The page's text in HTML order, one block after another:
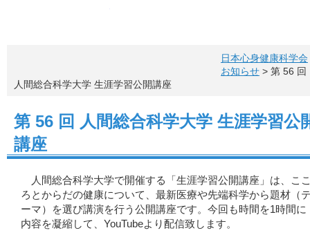
心身健康アドバイザー ニューズレター
日本心身健康科学会
お知らせ > 第 56 回
人間総合科学大学 生涯学習公開講座
第 56 回 人間総合科学大学 生涯学習公
講座
人間総合科学大学で開催する「生涯学習公開講座」は、こ
ろとからだの健康について、最新医療や先端科学から題材（
ーマ）を選び講演を行う公開講座です。今回も時間を1時間に
内容を凝縮して、YouTubeより配信致します。